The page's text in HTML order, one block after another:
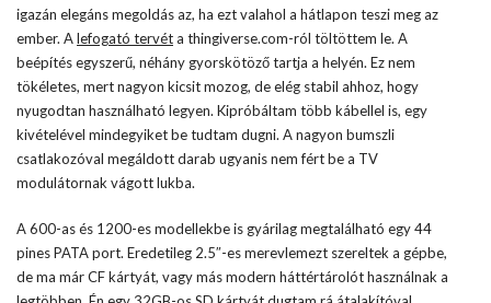
igazán elegáns megoldás az, ha ezt valahol a hátlapon teszi meg az
ember. Alefogató tervéta thingiverse.com-ról töltöttem le. A
beépítés egyszerű, néhány gyorskötöző tartja a helyén. Ez nem
tökéletes, mert nagyon kicsit mozog, de elég stabil ahhoz, hogy
nyugodtan használható legyen. Kipróbáltam több kábellel is, egy
kivételével mindegyiket be tudtam dugni. A nagyon bumszli
csatlakozóval megáldott darab ugyanis nem fért be a TV
modulátornak vágott lukba.
A 600-as és 1200-es modellekbe is gyárilag megtalálható egy 44
pines PATA port. Eredetileg 2.5″-es merevlemezt szereltek a gépbe,
de ma már CF kártyát, vagy más modern háttértárolót használnak a